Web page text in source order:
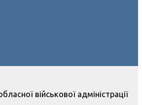
військової адміністрації